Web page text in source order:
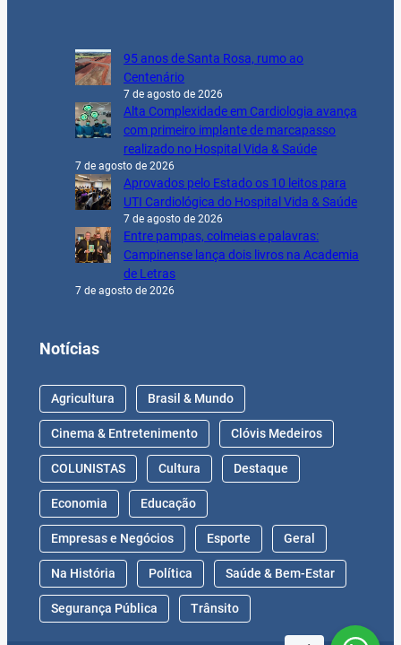
95 anos de Santa Rosa, rumo ao
Centenário
7 de agosto de 2026
Alta Complexidade em Cardiologia avança
com primeiro implante de marcapasso
realizado no Hospital Vida & Saúde
7 de agosto de 2026
Aprovados pelo Estado os 10 leitos para
UTI Cardiológica do Hospital Vida & Saúde
7 de agosto de 2026
Entre pampas, colmeias e palavras:
Campinense lança dois livros na Academia
de Letras
7 de agosto de 2026
Notícias
Agricultura Brasil & Mundo
Cinema & Entretenimento Clóvis Medeiros
COLUNISTAS Cultura Destaque
Economia Educação
Empresas e Negócios Esporte Geral
Na História Política Saúde & Bem-Estar
Segurança Pública Trânsito